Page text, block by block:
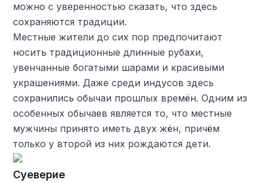
можно с уверенностью сказать, что здесь
сохраняются традиции.
Местные жители до сих пор предпочитают
носить традиционные длинные рубахи,
увенчанные богатыми шарами и красивыми
украшениями. Даже среди индусов здесь
сохранились обычаи прошлых времён. Одним из
особенных обычаев является то, что местные
мужчины принято иметь двух жён, причём
только у второй из них рождаются дети.
Суеверие